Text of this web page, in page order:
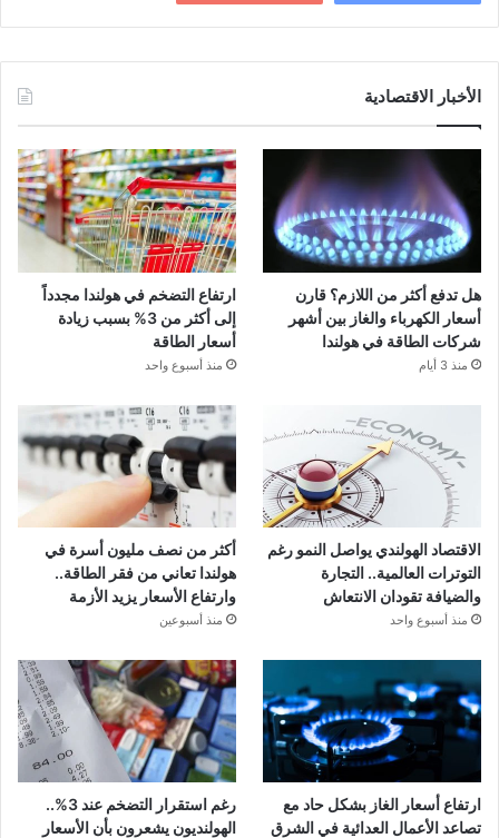
الأخبار الاقتصادية
هل تدفع أكثر من اللازم؟ قارن
أسعار الكهرباء والغاز بين أشهر
شركات الطاقة في هولندا
منذ 3 أيام
ارتفاع التضخم في هولندا مجدداً
إلى أكثر من 3% بسبب زيادة
أسعار الطاقة
منذ أسبوع واحد
الاقتصاد الهولندي يواصل النمو رغم
التوترات العالمية.. التجارة
والضيافة تقودان الانتعاش
منذ أسبوع واحد
أكثر من نصف مليون أسرة في
هولندا تعاني من فقر الطاقة..
وارتفاع الأسعار يزيد الأزمة
منذ أسبوعين
ارتفاع أسعار الغاز بشكل حاد مع
تصاعد الأعمال العدائية في الشرق
رغم استقرار التضخم عند 3%..
الهولنديون يشعرون بأن الأسعار